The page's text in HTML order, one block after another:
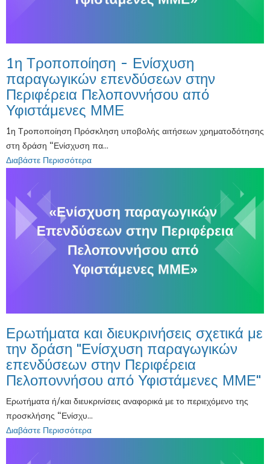
1η Τροποποίηση - Ενίσχυση
παραγωγικών επενδύσεων στην
Περιφέρεια Πελοποννήσου από
Υφιστάμενες ΜΜΕ
1η Τροποποίηση Πρόσκληση υποβολής αιτήσεων χρηματοδότησης
στη δράση “Ενίσχυση πα...
Διαβάστε Περισσότερα
Ερωτήματα και διευκρινήσεις σχετικά με
την δράση "Ενίσχυση παραγωγικών
επενδύσεων στην Περιφέρεια
Πελοποννήσου από Υφιστάμενες ΜΜΕ"
Ερωτήματα ή/και διευκρινίσεις αναφορικά με το περιεχόμενο της
προσκλήσης “Ενίσχυ...
Διαβάστε Περισσότερα